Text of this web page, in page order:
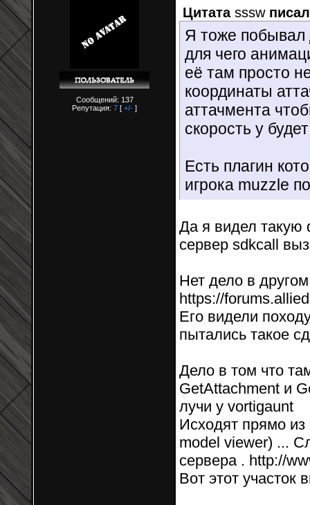
Сообщений: 137
Репутация: 7 [ +/- ]
Цитата sssw
Я тоже побывал
для чего
её там просто
координаты
аттачмента
скорость у
Есть плагин
игрока muzzle
Да я видел такую
сервер sdkcall
Нет дело в
https://
Его видели
пытались такое
Дело в том что
GetAttachment и
лучи у vortigaunt
Исходят прямо
model viewer) ...
сервера . http://
Вот этот участок